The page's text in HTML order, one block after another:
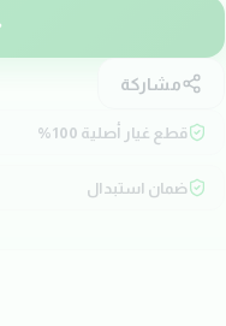
مشاركة
قطع غيار أصلية 100%
ضمان استبدال